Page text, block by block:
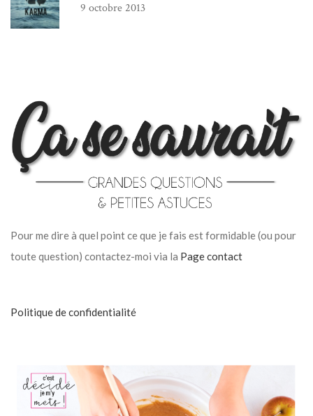
9 octobre 2013
Pour me dire à quel point ce que je fais est formidable (ou pour
toute question) contactez-moi via la Page contact
Politique de confidentialité